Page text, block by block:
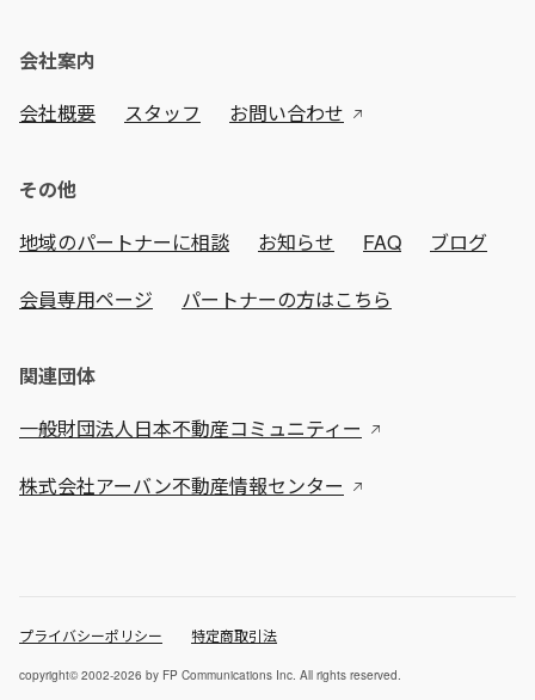
会社案内
会社概要
スタッフ お問い合わせ
その他
地域のパートナーに相談
お知らせ FAQ ブログ
会員専用ページ パートナーの方はこちら
関連団体
一般財団法人日本不動産コミュニティー
株式会社アーバン不動産情報センター
プライバシーポリシー 特定商取引法
copyright© 2002-2026 by FP Communications Inc. All rights reserved.